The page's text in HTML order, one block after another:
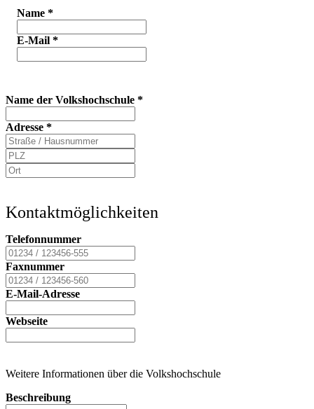
Name *
E-Mail *
Name der Volkshochschule *
Adresse *
Kontaktmöglichkeiten
Telefonnummer
Faxnummer
E-Mail-Adresse
Webseite
Weitere Informationen über die Volkshochschule
Beschreibung